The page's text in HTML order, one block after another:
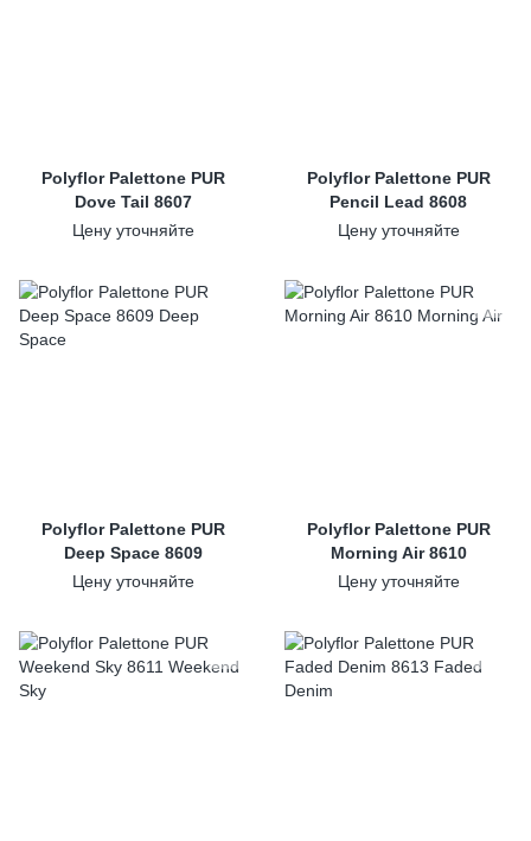
Polyflor Palettone PUR
Dove Tail 8607
Цену уточняйте
Polyflor Palettone PUR
Pencil Lead 8608
Цену уточняйте
Polyflor Palettone PUR
Deep Space 8609
Цену уточняйте
Polyflor Palettone PUR
Morning Air 8610
Цену уточняйте